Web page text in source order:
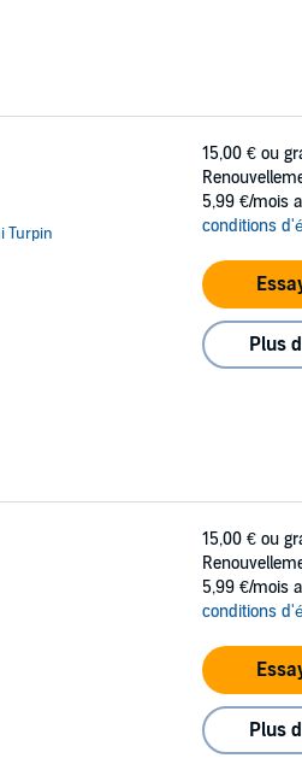
Turpin
15,00 € ou
5,99 €/mois
conditions
Plus
15,00 € ou
5,99 €/mois
conditions
Plus